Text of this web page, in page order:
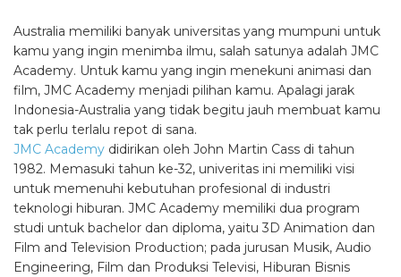
Australia memiliki banyak universitas yang mumpuni untuk
kamu yang ingin menimba ilmu, salah satunya adalah JMC
Academy. Untuk kamu yang ingin menekuni animasi dan
film, JMC Academy menjadi pilihan kamu. Apalagi jarak
Indonesia-Australia yang tidak begitu jauh membuat kamu
tak perlu terlalu repot di sana.
JMC Academy didirikan oleh John Martin Cass di tahun
1982. Memasuki tahun ke-32, univeritas ini memiliki visi
untuk memenuhi kebutuhan profesional di industri
teknologi hiburan. JMC Academy memiliki dua program
studi untuk bachelor dan diploma, yaitu 3D Animation dan
Film and Television Production; pada jurusan Musik, Audio
Engineering, Film dan Produksi Televisi, Hiburan Bisnis